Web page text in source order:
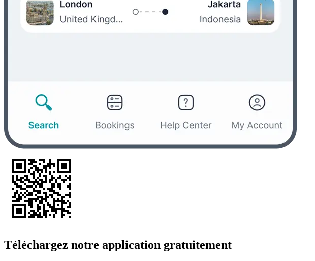
Téléchargez notre application gratuitement